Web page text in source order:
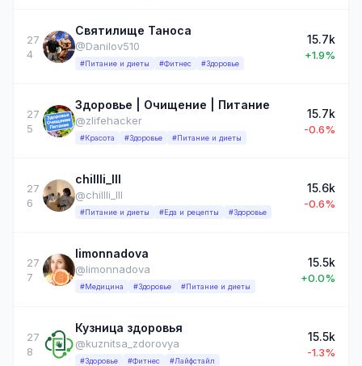
27
4
Святилище Таноса
@Danilov510
#Питание и диеты #Фитнес #Здоровье
15.7k
+1.9%
27
5
Здоровье | Очищение | Питание
@zlifehacker
#Красота #Здоровье #Питание и диеты
15.7k
-0.6%
27
6
chillli_lll
@chillli_lll
#Питание и диеты #Еда и рецепты #Здоровье
15.6k
-0.6%
27
7
limonnadova
@limonnadova
#Медицина #Здоровье #Питание и диеты
15.5k
+0.0%
27
8
Кузница здоровья
@kuznitsa_zdorovya
#Здоровье #Фитнес #Лайфстайл
15.5k
-1.3%